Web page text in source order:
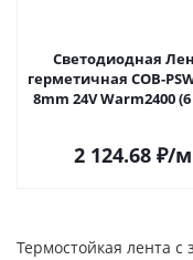
Светодиодная
герметичная COB-
8mm 24V Warm2400 (6
2 124.68₽/м
Термостойкая лента с